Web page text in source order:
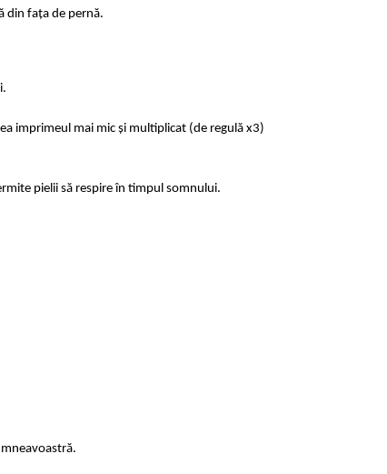
din fața de pernă.
imprimeul mai mic și multiplicat (de regulă x3)
pielii să respire în timpul somnului.